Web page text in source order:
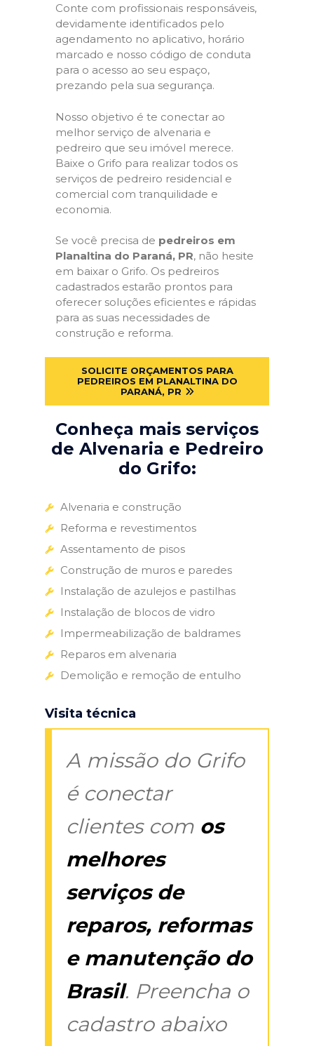
Conte com profissionais responsáveis,
devidamente identificados pelo
agendamento no aplicativo, horário
marcado e nosso código de conduta
para o acesso ao seu espaço,
prezando pela sua segurança.
Nosso objetivo é te conectar ao
melhor serviço de alvenaria e
pedreiro que seu imóvel merece.
Baixe o Grifo para realizar todos os
serviços de pedreiro residencial e
comercial com tranquilidade e
economia.
Se você precisa de pedreiros em
Planaltina do Paraná, PR, não hesite
em baixar o Grifo. Os pedreiros
cadastrados estarão prontos para
oferecer soluções eficientes e rápidas
para as suas necessidades de
construção e reforma.
SOLICITE ORÇAMENTOS PARA
PEDREIROS EM PLANALTINA DO
PARANÁ, PR
Conheça mais serviços
de Alvenaria e Pedreiro
do Grifo:
Alvenaria e construção
Reforma e revestimentos
Assentamento de pisos
Construção de muros e paredes
Instalação de azulejos e pastilhas
Instalação de blocos de vidro
Impermeabilização de baldrames
Reparos em alvenaria
Demolição e remoção de entulho
Visita técnica
A missão do Grifo
é conectar
clientes com os
melhores
serviços de
reparos, reformas
e manutenção do
Brasil. Preencha o
cadastro abaixo